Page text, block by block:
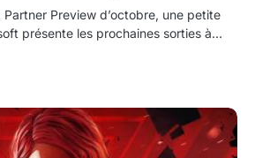
Preview d’octobre, une petite
présente les prochaines sorties à…